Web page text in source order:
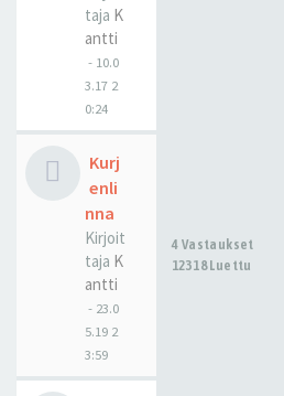
taja K
antti
- 10.0
3.17 2
0:24
Kurj
enli
nna
Kirjoit
taja K
antti
- 23.0
5.19 2
3:59
4 Vastaukset
12318 Luettu